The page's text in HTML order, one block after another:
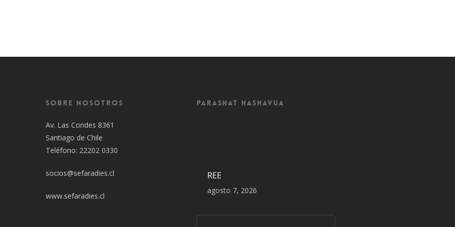
Sobre Nosotros
Av. Las Condes 8361
Santiago de Chile
Teléfono: 22202 0330
socios@sefaradies.cl
www.sefaradies.cl
Parashat Hashavua
REE
agosto 7, 2026